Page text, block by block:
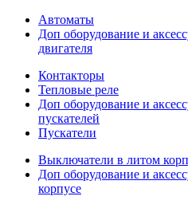
Автоматы
Доп оборудование и
двигателя
Контакторы
Тепловые реле
Доп оборудование и
пускателей
Пускатели
Выключатели в литом
Доп оборудование и
корпусе